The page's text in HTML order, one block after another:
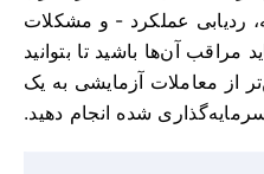
ردیابی عملکرد - و مشکلات
مراقب آن‌ها باشید تا بتوانید
از معاملات آزمایشی به یک
شده انجام دهید.